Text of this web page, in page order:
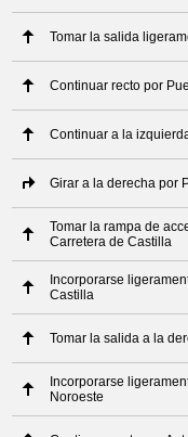
Tomar la salida
Continuar recto por
Continuar a la
Girar a la derecha por
Tomar la rampa de
Carretera de Castilla
Incorporarse
Castilla
Tomar la salida a la
Incorporarse
Noroeste